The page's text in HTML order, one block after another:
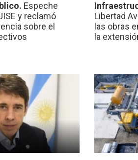
Espeche
y reclamó
sobre el
Libertad
las obras
la